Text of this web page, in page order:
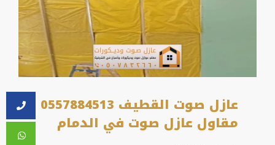
عازل صوت القطيف 0557884513
مقاول عازل صوت في الدمام